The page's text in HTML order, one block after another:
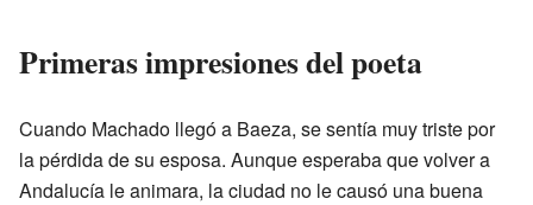
Primeras impresiones del poeta
Cuando Machado llegó a Baeza, se sentía muy triste por
la pérdida de su esposa. Aunque esperaba que volver a
Andalucía le animara, la ciudad no le causó una buena